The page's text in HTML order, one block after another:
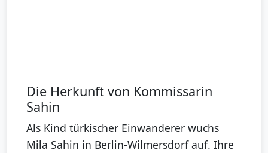
Die Herkunft von Kommissarin
Sahin
Als Kind türkischer Einwanderer wuchs
Mila Sahin in Berlin-Wilmersdorf auf. Ihre